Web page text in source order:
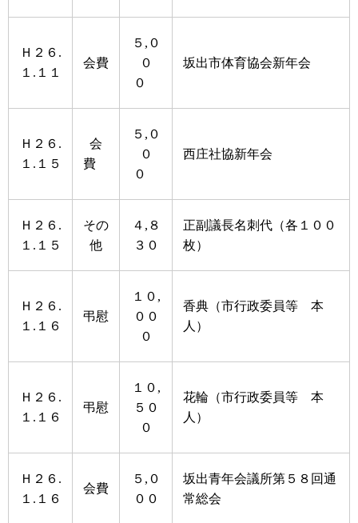
Ｈ２６.
１.１１
会費
５,０
０
０
坂出市体育協会新年会
Ｈ２６.
１.１５
会
費
５,０
０
０
西庄社協新年会
Ｈ２６.
１.１５
その
他
４,８
３０
正副議長名刺代（各１００
枚）
Ｈ２６.
１.１６
弔慰
１０,
００
０
香典（市行政委員等 本
人）
Ｈ２６.
１.１６
弔慰
１０,
５０
０
花輪（市行政委員等 本
人）
Ｈ２６.
１.１６
会費
５,０
００
坂出青年会議所第５８回通
常総会